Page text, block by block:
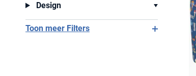
Design
Toon meer Filters